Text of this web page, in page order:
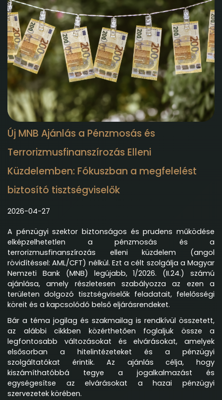
Új MNB Ajánlás a Pénzmosás és
Terrorizmusfinanszírozás Elleni
Küzdelemben: Fókuszban a megfelelést
biztosító tisztségviselők
2026-04-27
A pénzügyi szektor biztonságos és prudens működése
elképzelhetetlen a pénzmosás és a
terrorizmusfinanszírozás elleni küzdelem (angol
rövidítéssel: AML/CFT) nélkül. Ezt a célt szolgálja a Magyar
Nemzeti Bank (MNB) legújabb, 1/2026. (II.24.) számú
ajánlása, amely részletesen szabályozza az ezen a
területen dolgozó tisztségviselők feladatait, felelősségi
köreit és a kapcsolódó belső eljárásrendeket.
Bár a téma jogilag és szakmailag is rendkívül összetett,
az alábbi cikkben közérthetően foglaljuk össze a
legfontosabb változásokat és elvárásokat, amelyek
elsősorban a hitelintézeteket és a pénzügyi
szolgáltatókat érintik. Az ajánlás célja, hogy
kiszámíthatóbbá tegye a jogalkalmazást és
egységesítse az elvárásokat a hazai pénzügyi
szervezetek körében.